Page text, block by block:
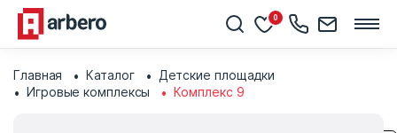
0
Главная Каталог
Детские площадки
Игровые комплексы
Комплекс 9